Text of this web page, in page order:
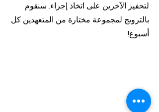
لتحفيز الآخرين على اتخاذ إجراء. سنقوم
بالترويج لمجموعة مختارة من المتعهدين كل
أسبوع!